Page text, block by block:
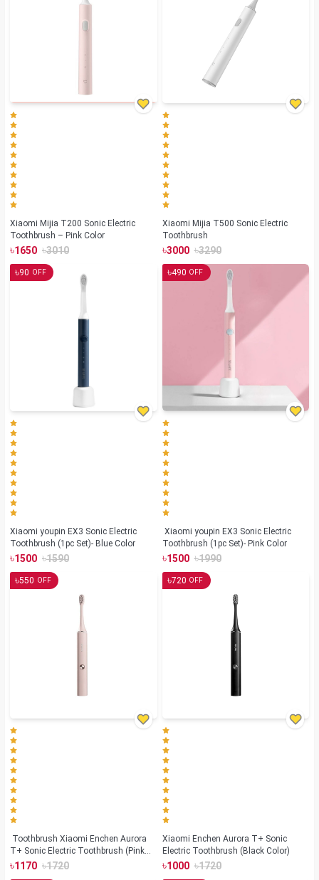
Xiaomi Mijia T200 Sonic Electric
Toothbrush – Pink Color
৳1650 ৳3010
Xiaomi Mijia T500 Sonic Electric
Toothbrush
৳3000 ৳3290
৳90 OFF
Xiaomi youpin EX3 Sonic Electric
Toothbrush (1pc Set)- Blue Color
৳1500 ৳1590
৳490 OFF
Toothbrush (1pc Set)- Pink Color
৳1500 ৳1990
৳550 OFF
Toothbrush Xiaomi Enchen Aurora
T+ Sonic Electric Toothbrush (Pink
Color)
৳1170 ৳1720
৳720 OFF
Xiaomi Enchen Aurora T+ Sonic
Electric Toothbrush (Black Color)
৳1000 ৳1720